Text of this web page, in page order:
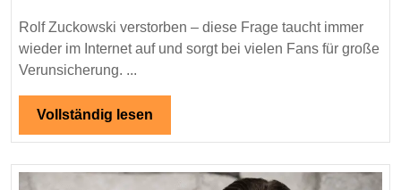
was
Rolf Zuckowski verstorben – diese Frage taucht immer
wieder im Internet auf und sorgt bei vielen Fans für große
Verunsicherung. ...
Vollständig lesen
lesen